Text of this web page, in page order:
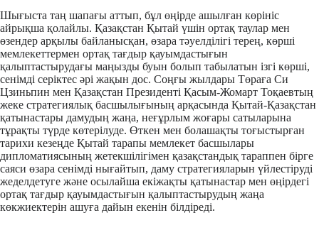
Шығыста таң шапағы аттып, бұл өңірде ашылған көрініс
айрықша қолайлы. Қазақстан Қытай үшін ортақ таулар мен
өзендер арқылы байланысқан, өзара тәуелділігі терең, көрші
мемлекеттермен ортақ тағдыр қауымдастығын
қалыптастырудағы маңызды буын болып табылатын ізгі көрші,
сенімді серіктес әрі жақын дос. Соңғы жылдары Төраға Си
Цзиньпин мен Қазақстан Президенті Қасым-Жомарт Тоқаевтың
жеке стратегиялық басшылығының арқасында Қытай-Қазақстан
қатынастары дамудың жаңа, неғұрлым жоғары сатыларына
тұрақты түрде көтерілуде. Өткен мен болашақты тоғыстырған
тарихи кезеңде Қытай тарапы мемлекет басшылары
дипломатиясының жетекшілігімен қазақстандық тараппен бірге
саяси өзара сенімді нығайтып, даму стратегияларын үйлестіруді
жеделдетуге және осылайша екіжақты қатынастар мен өңірдегі
ортақ тағдыр қауымдастығын қалыптастырудың жаңа
көкжиектерін ашуға дайын екенін білдіреді.